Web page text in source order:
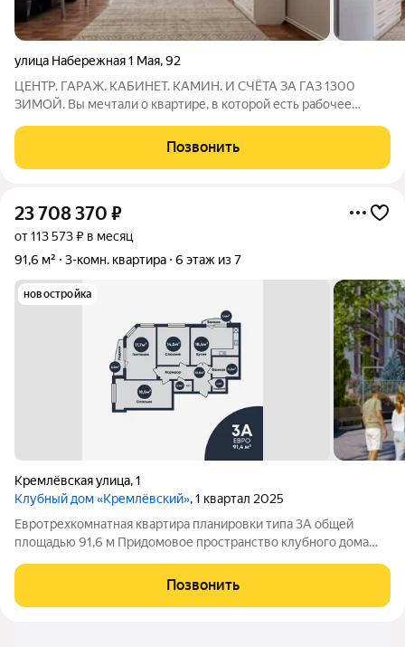
улица Набережная 1 Мая,92
ЦЕНТР. ГАРАЖ. КАБИНЕТ. КАМИН. И СЧЁТА ЗА ГАЗ 1300
ЗИМОЙ. Вы мечтали о квартире, в которой есть рабочее
живой огонь по вечерам и при этом потолки как в пентхаусе?
Она существует. Уникальное
Позвонить
23 708 370 ₽
от 113 573 ₽ в месяц
91,6 м²
3-комн. квартира 6 этаж из 7
новостройка
Кремлёвская улица,1
Клубный дом «Кремлёвский», 1 квартал 2025
Евротрехкомнатная квартира планировки типа 3А общей
площадью 91,6 м Придомовое пространство клубного дома
паркинг на 53 парковочных места Детские площадки Зона
work-out и business lounge
Позвонить